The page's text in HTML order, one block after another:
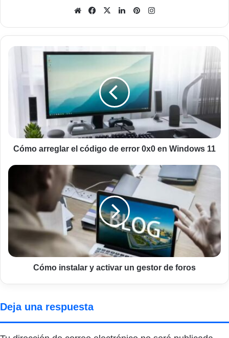
Sitio
Facebook
X LinkedInPinterest
código
Windows
11
Cómo arreglar el código de error 0x0 en Windows 11
Cómo
y
activar
un
gestor
foros
Cómo instalar y activar un gestor de foros
Deja una respuesta